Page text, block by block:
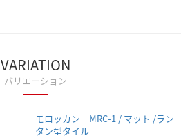
VARIATION
バリエーション
モロッカン MRC-1 / マット /ラン
タン型タイル